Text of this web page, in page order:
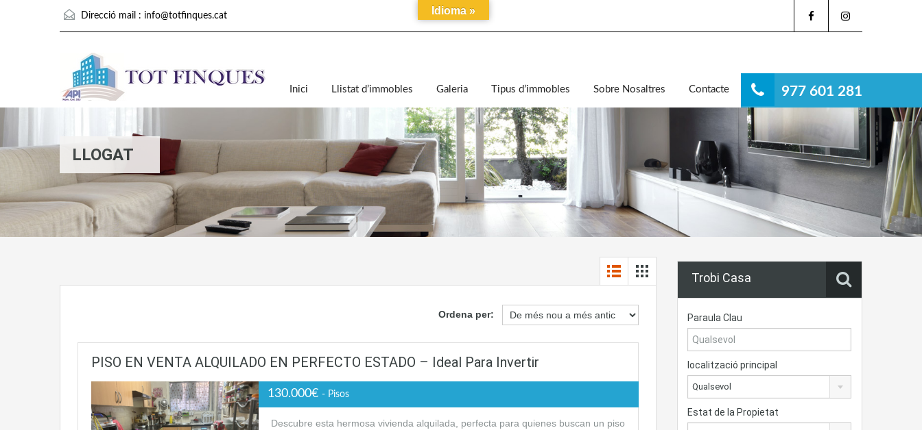
Direcció mail : info@totfinques.cat
977 601 281
Inici Llistat d’immobles Galeria Tipus d’immobles Sobre Nosaltres Contacte
LLOGAT
Ordena per:
PISO EN VENTA ALQUILADO EN PERFECTO ESTADO – Ideal Para Invertir
130.000€ - Pisos
Descubre esta hermosa vivienda alquilada, perfecta para quienes buscan un piso
Trobi Casa
Paraula Clau
localització principal
Qualsevol
Estat de la Propietat
Idioma »